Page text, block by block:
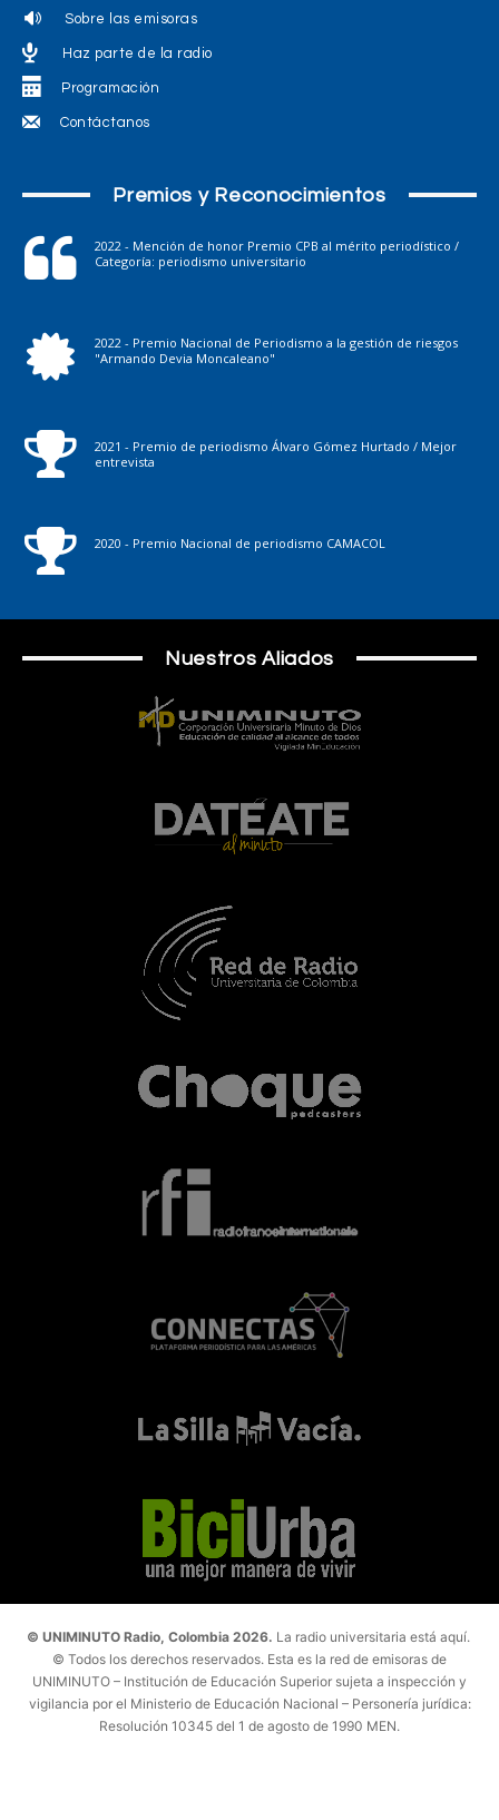
Sobre las emisoras
Haz parte de la radio
Programación
Contáctanos
Premios y Reconocimientos
2022 - Mención de honor Premio CPB al mérito periodístico /
Categoría: periodismo universitario
2022 - Premio Nacional de Periodismo a la gestión de riesgos
"Armando Devia Moncaleano"
2021 - Premio de periodismo Álvaro Gómez Hurtado / Mejor
entrevista
2020 - Premio Nacional de periodismo CAMACOL
Nuestros Aliados
© UNIMINUTO Radio, Colombia 2026. La radio universitaria está aquí.
© Todos los derechos reservados. Esta es la red de emisoras de
UNIMINUTO – Institución de Educación Superior sujeta a inspección y
vigilancia por el Ministerio de Educación Nacional – Personería jurídica:
Resolución 10345 del 1 de agosto de 1990 MEN.